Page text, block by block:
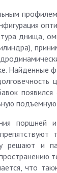
днища,
Найденные
поршней
и
что